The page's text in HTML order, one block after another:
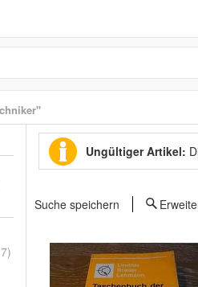
Ungültiger Artikel:
Suche speichern